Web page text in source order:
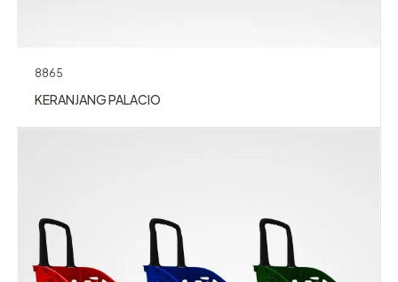
8865
KERANJANG PALACIO